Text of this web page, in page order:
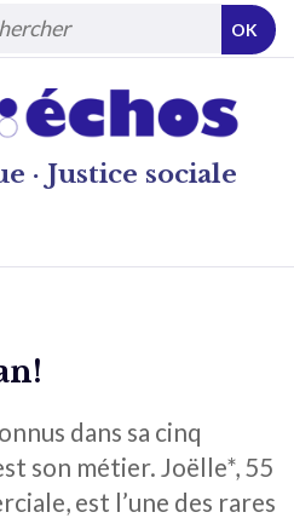
· Justice sociale
OK
dans sa cinq
son métier. Joëlle*, 55
est l’une des rares